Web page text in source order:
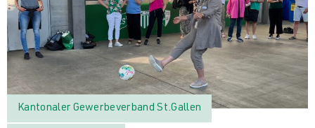
Kantonaler Gewerbeverband St.Gallen